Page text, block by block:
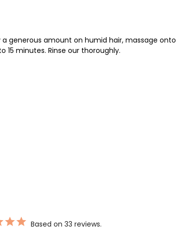
a generous amount on humid hair, massage onto
15 minutes. Rinse our thoroughly.
Based on 33 reviews.